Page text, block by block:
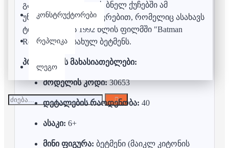
კონსტრუქტორები
რეპლიკა
ლეგო
გადაეშვით Gotham-ის ბნელ ქუჩებში ამ
უნიკალური LEGO ნაკრებით, რომელიც ასახავს
ტიმ ბარტონის 1992 წლის ფილმში "Batman
Returns" გამოსახულ ბეტმენს.
პროდუქტის მახასიათებლები:
მოდელის კოდი: 30653
დეტალების რაოდენობა: 40
ასაკი: 6+
მინი ფიგურა: ბეტმენი (მაიკლ კიტონის